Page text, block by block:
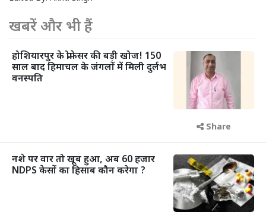
खबरें और भी हैं
होशियारपुर के प्रोफेसर की बड़ी खोज! 150
साल बाद हिमाचल के जंगलों में मिली दुर्लभ
वनस्पति
Share
नशे पर वार तो खूब हुआ, अब 60 हजार
NDPS केसों का हिसाब कौन करेगा ?